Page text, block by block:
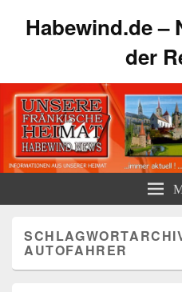
Habewind.de –
der
AUTOFAHRER